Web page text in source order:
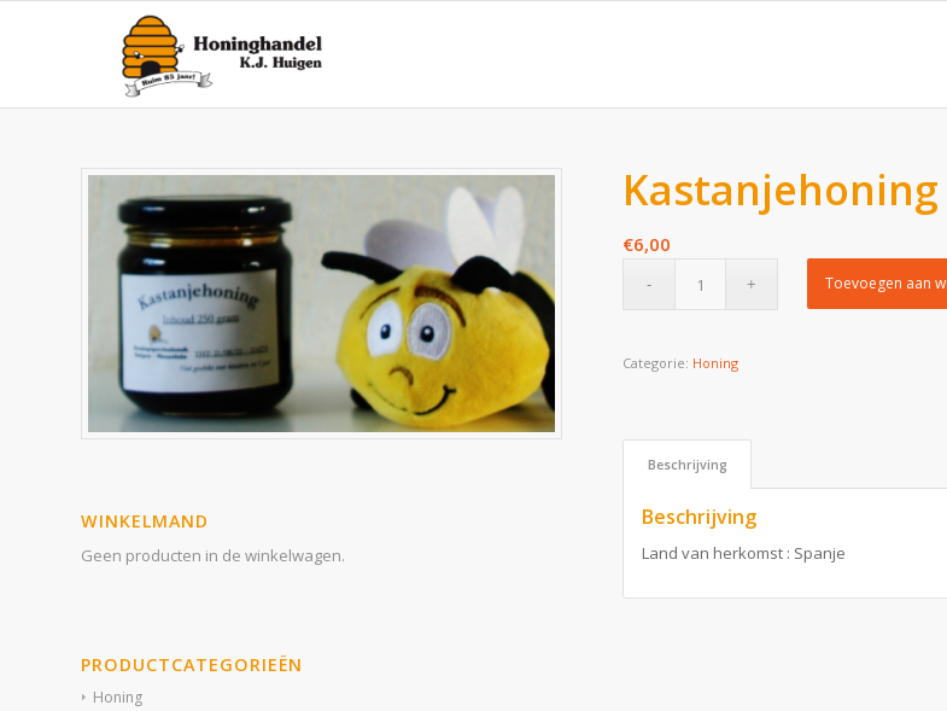
WINKELMAND
Geen producten in de winkelwagen.
PRODUCTCATEGORIEËN
Honing
€6,00
Toevoegen aan
Categorie: Honing
Beschrijving
Beschrijving
Land van herkomst : Spanje